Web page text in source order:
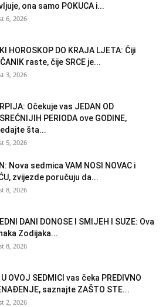
ona samo POKUCA i...
6, 2026
HOROSKOP DO KRAJA LJETA: Čiji
raste, čije SRCE je...
3, 2026
Očekuje vas JEDAN OD
PERIODA ove GODINE,
šta...
5, 2026
Nova sedmica VAM NOSI NOVAC i
zvijezde poručuju da...
8, 2026
DANI DONOSE I SMIJEH I SUZE: Ova
Zodijaka...
8, 2026
U OVOJ SEDMICI vas čeka PREDIVNO
saznajte ZAŠTO STE...
2, 2026